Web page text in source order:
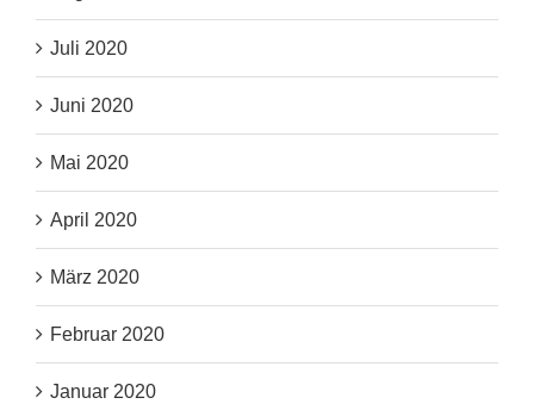
Juli 2020
Juni 2020
Mai 2020
April 2020
März 2020
Februar 2020
Januar 2020